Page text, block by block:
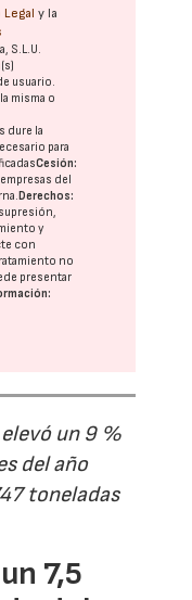
Legal y la
S.L.U.
usuario.
misma o
dure la
para
Cesión:
empresas del
Derechos:
y
con
no
presentar
un 9 %
del año
toneladas
7,5